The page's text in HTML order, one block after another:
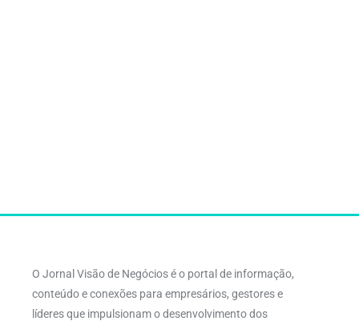
O Jornal Visão de Negócios é o portal de informação,
conteúdo e conexões para empresários, gestores e
líderes que impulsionam o desenvolvimento dos